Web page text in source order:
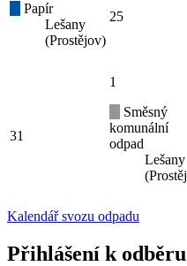
Papír
Lešany
(Prostějov)
25
31
1
Směsný
komunální
odpad
Lešany
Kalendář svozu odpadu
Přihlášení k